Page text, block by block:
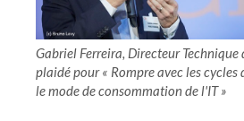
Gabriel Ferreira, Directeur Technique
plaidé pour « Rompre avec les
le mode de consommation de l'IT »